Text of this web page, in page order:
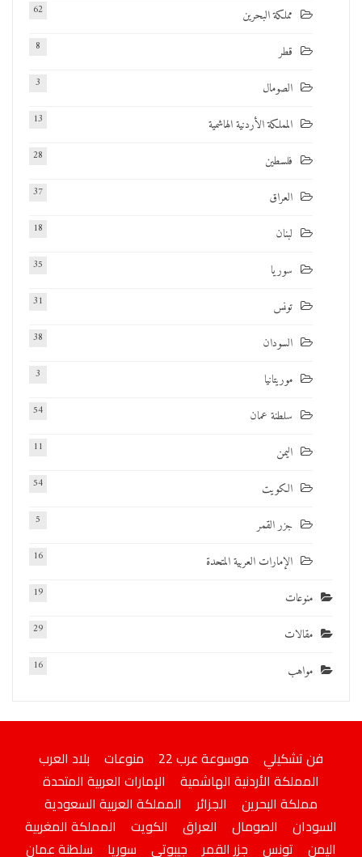
مملكة البحرين 62
قطر 8
الصومال 3
المملكة الأردنية الهاشمية 13
فلسطين 28
العراق 37
لبنان 18
سوريا 35
تونس 31
السودان 38
موريتانيا 3
سلطنة عمان 54
اليمن 11
الكويت 54
جزر القمر 5
الإمارات العربية المتحدة 16
منوعات 19
مقالات 29
مواهب 16
فن تشكيلي موسوعة عرب 22 منوعات
بلاد العرب
المملكة الأردنية الهاشمية
الإمارات العربية المتحدة
مملكة البحرين
الجزائر
المملكة العربية السعودية
السودان
الصومال العراق الكويت
المملكة المغربية
اليمن
تونس جزر القمر جيبوتى سوريا سلطنة عمان